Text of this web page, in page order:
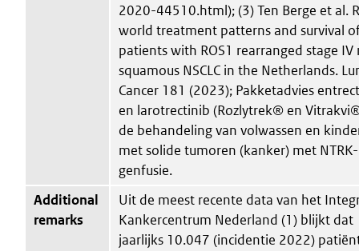
2020-44510.html); (3) Ten Berge et al.
world treatment patterns and survival
patients with ROS1 rearranged stage
squamous NSCLC in the Netherlands.
Cancer 181 (2023); Pakketadvies
en larotrectinib (Rozlytrek® en
de behandeling van volwassen en
met solide tumoren (kanker) met NTRK-
genfusie.
Additional
remarks
Uit de meest recente data van het
Kankercentrum Nederland (1) blijkt dat
jaarlijks 10.047 (incidentie 2022)